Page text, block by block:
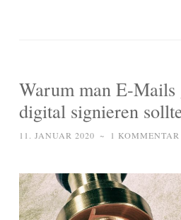
Warum man E-
digital signieren
11. JANUAR 2020 ~ 1 KOMMENTAR